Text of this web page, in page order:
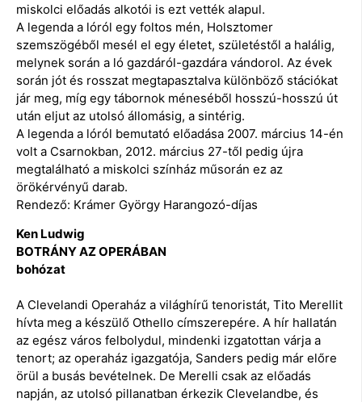
miskolci előadás alkotói is ezt vették alapul.
A legenda a lóról egy foltos mén, Holsztomer
szemszögéből mesél el egy életet, születéstől a halálig,
melynek során a ló gazdáról-gazdára vándorol. Az évek
során jót és rosszat megtapasztalva különböző stációkat
jár meg, míg egy tábornok méneséből hosszú-hosszú út
után eljut az utolsó állomásig, a sintérig.
A legenda a lóról bemutató előadása 2007. március 14-én
volt a Csarnokban, 2012. március 27-től pedig újra
megtalálható a miskolci színház műsorán ez az
örökérvényű darab.
Rendező: Krámer György Harangozó-díjas
Ken Ludwig
BOTRÁNY AZ OPERÁBAN
bohózat
A Clevelandi Operaház a világhírű tenoristát, Tito Merellit
hívta meg a készülő Othello címszerepére. A hír hallatán
az egész város felbolydul, mindenki izgatottan várja a
tenort; az operaház igazgatója, Sanders pedig már előre
örül a busás bevételnek. De Merelli csak az előadás
napján, az utolsó pillanatban érkezik Clevelandbe, és